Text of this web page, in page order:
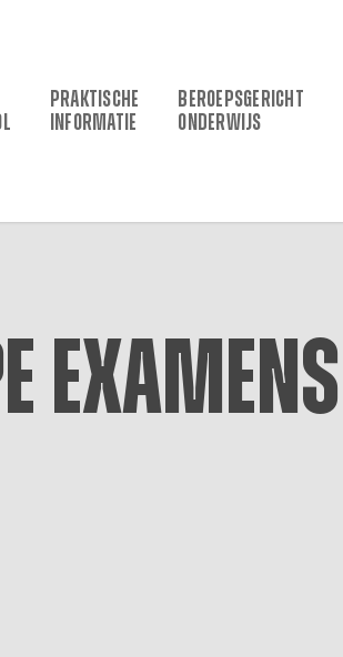
PRAKTISCHE
INFORMATIE
BEROEPSGERICHT
ONDERWIJS
examens